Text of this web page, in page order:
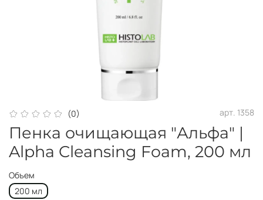
(0) арт. 1358
Пенка очищающая "Альфа" |
Alpha Cleansing Foam, 200 мл
Объем
200 мл